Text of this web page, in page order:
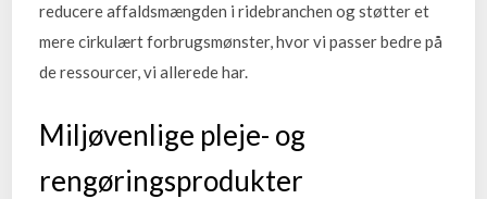
reducere affaldsmængden i ridebranchen og støtter et
mere cirkulært forbrugsmønster, hvor vi passer bedre på
de ressourcer, vi allerede har.
Miljøvenlige pleje- og
rengøringsprodukter